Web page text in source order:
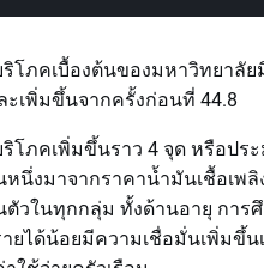
โภคเบื้องต้นของมหาวิทยาลั
เพิ่มขึ้นจากครั้งก่อนที่ 44.8
โภคเพิ่มขึ้นราว 4 จุด หรือปร
นึ่งมาจากราคาน้ำมันเชื้อเพ
วในทุกกลุ่ม ทั้งด้านอายุ การ
ได้น้อยมีความเชื่อมั่นเพิ่มขึ้น